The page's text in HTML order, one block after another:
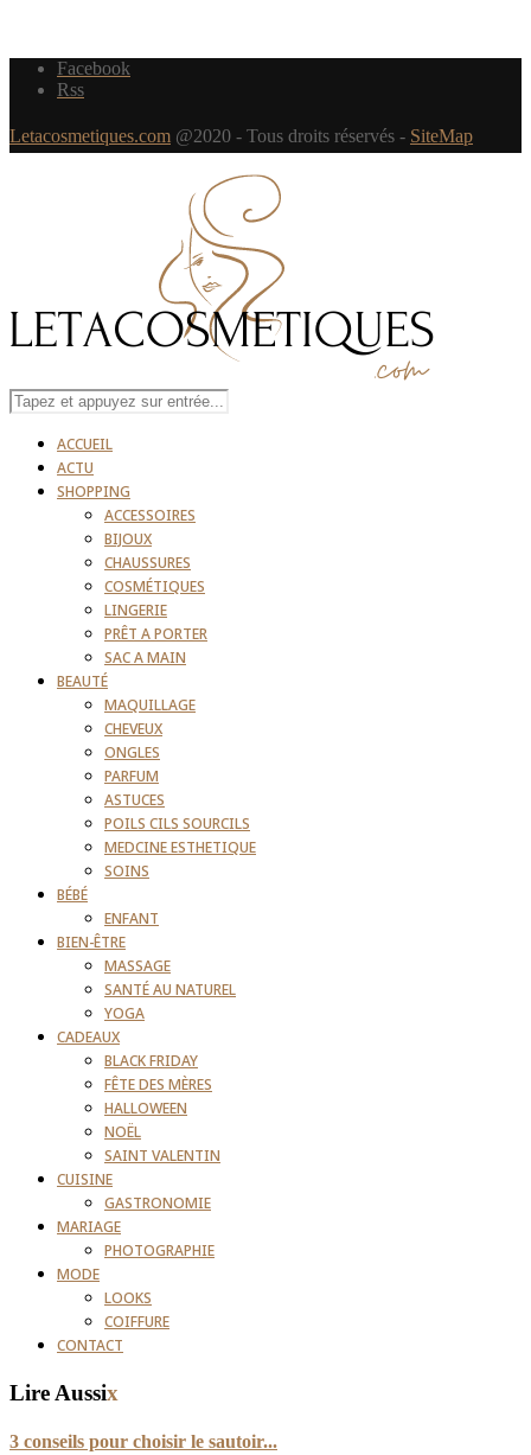
Facebook
Rss
Letacosmetiques.com @2020 - Tous droits réservés - SiteMap
ACCUEIL
ACTU
SHOPPING
ACCESSOIRES
BIJOUX
CHAUSSURES
COSMÉTIQUES
LINGERIE
PRÊT A PORTER
SAC A MAIN
BEAUTÉ
MAQUILLAGE
CHEVEUX
ONGLES
PARFUM
ASTUCES
POILS CILS SOURCILS
MEDCINE ESTHETIQUE
SOINS
BÉBÉ
ENFANT
BIEN-ÊTRE
MASSAGE
SANTÉ AU NATUREL
YOGA
CADEAUX
BLACK FRIDAY
FÊTE DES MÈRES
HALLOWEEN
NOËL
SAINT VALENTIN
CUISINE
GASTRONOMIE
MARIAGE
PHOTOGRAPHIE
MODE
LOOKS
COIFFURE
CONTACT
Lire Aussix
3 conseils pour choisir le sautoir...